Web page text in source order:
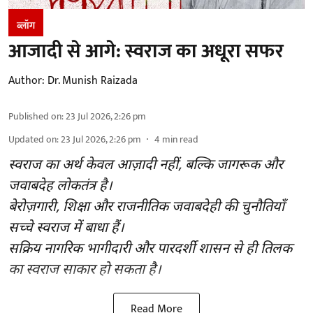
ब्लॉग
आजादी से आगे: स्वराज का अधूरा सफर
Author: Dr. Munish Raizada
Published on:23 Jul 2026, 2:26 pm
Updated on:23 Jul 2026, 2:26 pm 4 min read
स्वराज का अर्थ केवल आज़ादी नहीं, बल्कि जागरूक और
जवाबदेह लोकतंत्र है।
बेरोज़गारी, शिक्षा और राजनीतिक जवाबदेही की चुनौतियाँ
सच्चे स्वराज में बाधा हैं।
सक्रिय नागरिक भागीदारी और पारदर्शी शासन से ही तिलक
का स्वराज साकार हो सकता है।
Read More